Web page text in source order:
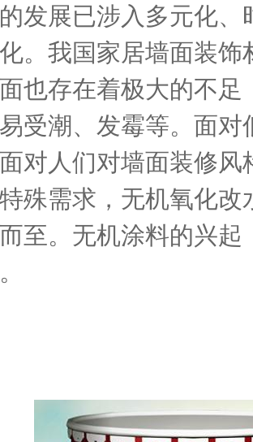
发展已涉入多元化
。我国家居墙面装
也存在着极大的不
受潮、发霉等。面
对人们对墙面装修
殊需求，无机氧化改
至。无机涂料的兴